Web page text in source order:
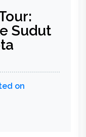
Remaja
(PMR)
SMP
Sudut
on